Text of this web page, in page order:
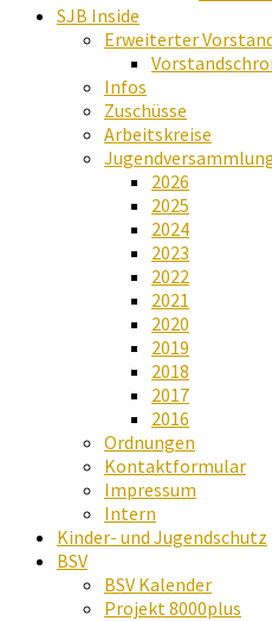
SJB Inside
Erweiterter
Infos
Zuschüsse
Arbeitskreise
2026
2025
2024
2023
2022
2021
2020
2019
2018
2017
2016
Ordnungen
Kontaktformular
Impressum
Intern
Kinder- und Jugendschutz
BSV
BSV Kalender
Projekt 8000plus